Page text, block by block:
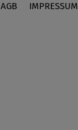
AGB IMPRESSUM